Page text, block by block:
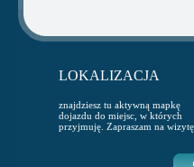
LOKALIZACJA
znajdziesz tu aktywną mapkę
dojazdu do miejsc, w których
przyjmuję. Zapraszam na wizytę.